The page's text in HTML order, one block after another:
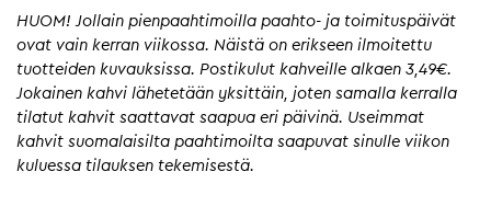
HUOM! Jollain pienpaahtimoilla paahto- ja toimituspäivät
ovat vain kerran viikossa. Näistä on erikseen ilmoitettu
tuotteiden kuvauksissa. Postikulut kahveille alkaen 3,49€.
Jokainen kahvi lähetetään yksittäin, joten samalla kerralla
tilatut kahvit saattavat saapua eri päivinä. Useimmat
kahvit suomalaisilta paahtimoilta saapuvat sinulle viikon
kuluessa tilauksen tekemisestä.